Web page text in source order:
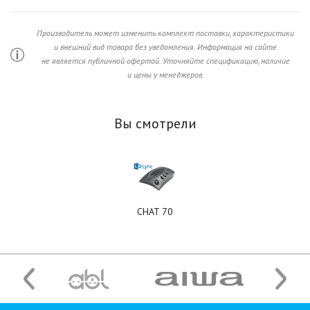
Производитель может изменить комплект поставки, характеристики
и внешний вид товара без уведомления. Информация на сайте
не является публичной офертой. Уточняйте спецификацию, наличие
и цены у менеджеров.
Вы смотрели
CHAT 70